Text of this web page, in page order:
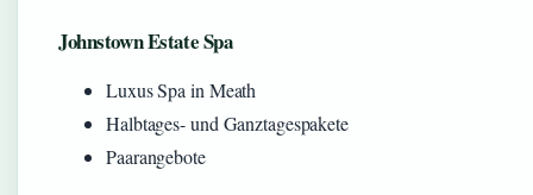
Johnstown Estate Spa
Luxus Spa in Meath
Halbtages- und Ganztagespakete
Paarangebote